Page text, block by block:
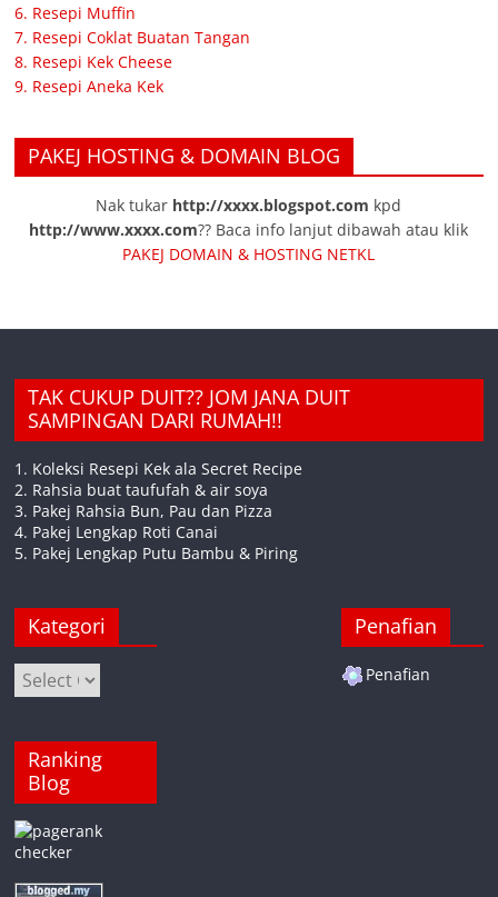
6. Resepi Muffin
7. Resepi Coklat Buatan Tangan
8. Resepi Kek Cheese
9. Resepi Aneka Kek
PAKEJ HOSTING & DOMAIN BLOG
Nak tukar http://xxxx.blogspot.com kpd
http://www.xxxx.com?? Baca info lanjut dibawah atau klik
PAKEJ DOMAIN & HOSTING NETKL
TAK CUKUP DUIT?? JOM JANA DUIT
SAMPINGAN DARI RUMAH!!
1. Koleksi Resepi Kek ala Secret Recipe
2. Rahsia buat taufufah & air soya
3. Pakej Rahsia Bun, Pau dan Pizza
4. Pakej Lengkap Roti Canai
5. Pakej Lengkap Putu Bambu & Piring
Kategori
Kategori
Ranking
Blog
Penafian
Penafian